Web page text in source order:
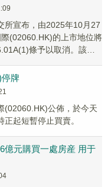
所宣布，由2025年10月27
(02060.HK)的上市地位將
條予以取消。該公
停牌
(02060.HK)公佈，於今天
正起短暫停止買賣。
億元購買一處房産 用于